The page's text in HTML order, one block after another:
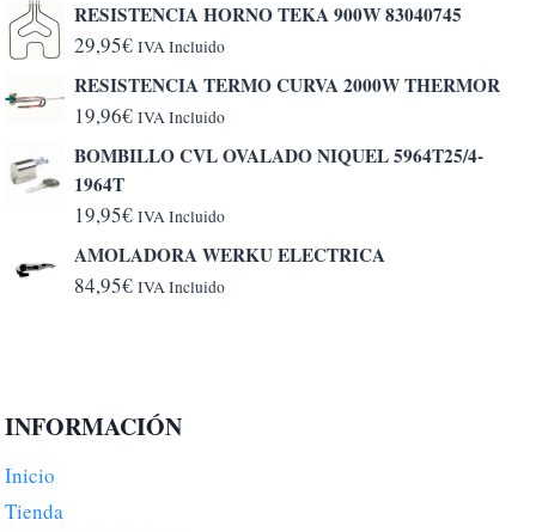
RESISTENCIA HORNO TEKA 900W 83040745
29,95€ IVA Incluido
RESISTENCIA TERMO CURVA 2000W THERMOR
19,96€ IVA Incluido
BOMBILLO CVL OVALADO NIQUEL 5964T25/4-
1964T
19,95€ IVA Incluido
AMOLADORA WERKU ELECTRICA
84,95€ IVA Incluido
INFORMACIÓN
Inicio
Tienda